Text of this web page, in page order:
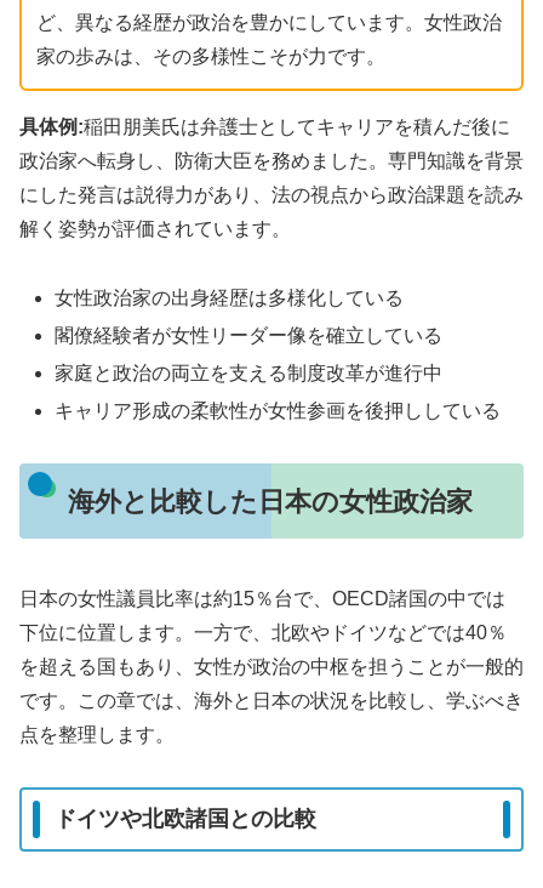
ど、異なる経歴が政治を豊かにしています。女性政治
家の歩みは、その多様性こそが力です。
具体例:稲田朋美氏は弁護士としてキャリアを積んだ後に
政治家へ転身し、防衛大臣を務めました。専門知識を背景
にした発言は説得力があり、法の視点から政治課題を読み
解く姿勢が評価されています。
女性政治家の出身経歴は多様化している
閣僚経験者が女性リーダー像を確立している
家庭と政治の両立を支える制度改革が進行中
キャリア形成の柔軟性が女性参画を後押ししている
海外と比較した日本の女性政治家
日本の女性議員比率は約15％台で、OECD諸国の中では
下位に位置します。一方で、北欧やドイツなどでは40％
を超える国もあり、女性が政治の中枢を担うことが一般的
です。この章では、海外と日本の状況を比較し、学ぶべき
点を整理します。
ドイツや北欧諸国との比較